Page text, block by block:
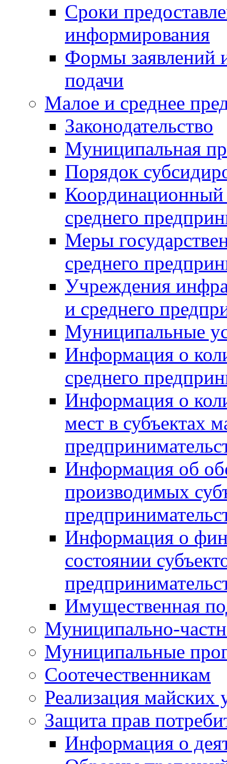
Сроки
информирования
Формы заявлений
подачи
Малое и среднее
Законодательство
Муниципальная
Порядок
Координационный
среднего
Меры
среднего
Учреждения
и среднего
Муниципальные
Информация о
среднего
Информация о
мест в субъектах
Информация об
производимых
Информация о
состоянии
Имущественная
Муниципально-
Муниципальные
Соотечественникам
Реализация майских
Защита прав
Информация о